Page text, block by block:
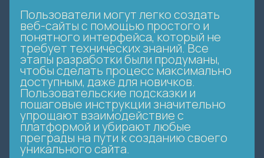
Пользователи могут легко создать
веб-сайты с помощью простого и
понятного интерфейса, который не
требует технических знаний. Все
этапы разработки были продуманы,
чтобы сделать процесс максимально
доступным, даже для новичков.
Пользовательские подсказки и
пошаговые инструкции значительно
упрощают взаимодействие с
платформой и убирают любые
преграды на пути к созданию своего
уникального сайта.